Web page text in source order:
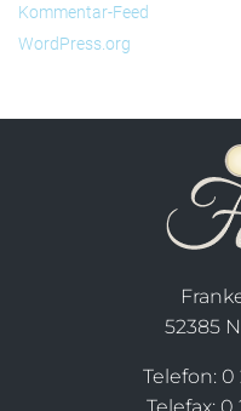
Kommentar-Feed
WordPress.org
52385
Telefon: 0
Telefax: 0